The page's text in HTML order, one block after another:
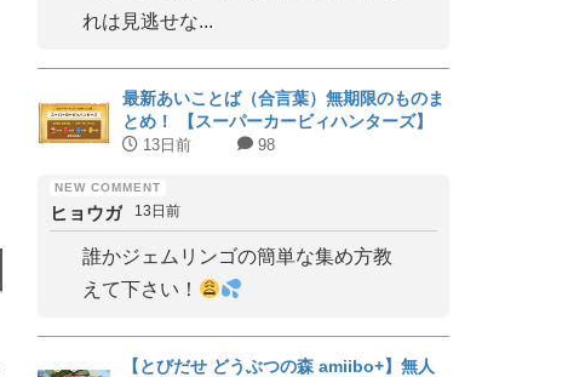
れは見逃せな...
最新あいことば（合言葉）無期限のものま
とめ！ 【スーパーカービィハンターズ】
13日前 98
ヒョウガ 13日前
誰かジェムリンゴの簡単な集め方教
えて下さい！
【とびだせ どうぶつの森 amiibo+】無人